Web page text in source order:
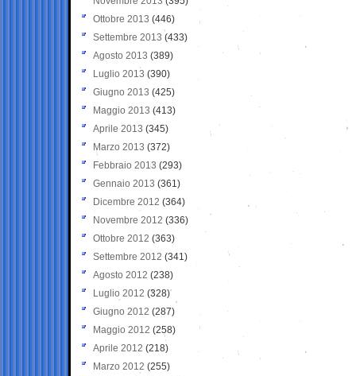
Ottobre 2013 (446)
Settembre 2013 (433)
Agosto 2013 (389)
Luglio 2013 (390)
Giugno 2013 (425)
Maggio 2013 (413)
Aprile 2013 (345)
Marzo 2013 (372)
Febbraio 2013 (293)
Gennaio 2013 (361)
Dicembre 2012 (364)
Novembre 2012 (336)
Ottobre 2012 (363)
Settembre 2012 (341)
Agosto 2012 (238)
Luglio 2012 (328)
Giugno 2012 (287)
Maggio 2012 (258)
Aprile 2012 (218)
Marzo 2012 (255)